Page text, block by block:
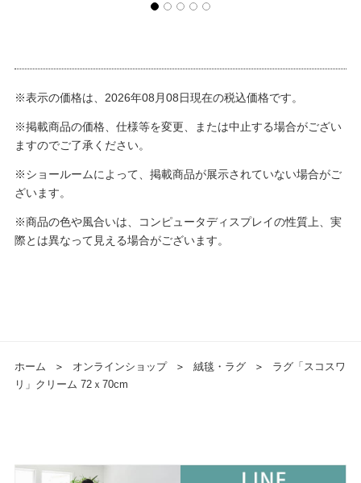
※表示の価格は、2026年08月08日現在の税込価格です。
※掲載商品の価格、仕様等を変更、または中止する場合がござい
ますのでご了承ください。
※ショールームによって、掲載商品が展示されていない場合がご
ざいます。
※商品の色や風合いは、コンピュータディスプレイの性質上、実
際とは異なって見える場合がございます。
ホーム ＞ オンラインショップ ＞ 絨毯・ラグ ＞
ラグ「スコスワ
リ」クリーム 72ｘ70cm